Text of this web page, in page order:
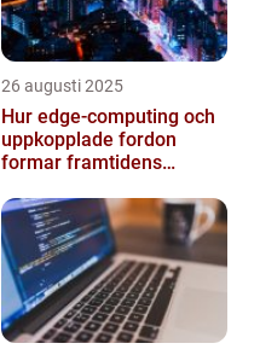
26 augusti 2025
Hur edge‑computing och
uppkopplade fordon
formar framtidens